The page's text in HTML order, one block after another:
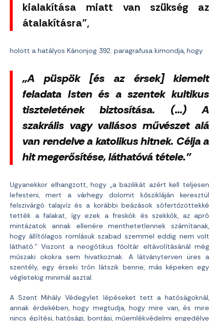
kialakítása miatt van szükség az
átalakításra”,
holott a hatályos Kánonjog 392. paragrafusa kimondja, hogy
„A püspök [és az érsek] kiemelt
feladata Isten és a szentek kultikus
tiszteletének biztosítása. (…) A
szakrális vagy vallásos művészet alá
van rendelve a katolikus hitnek. Célja a
hit megerősítése, láthatóvá tétele.”
Ugyanekkor elhangzott, hogy „a bazilikát azért kell teljesen
lefesteni, mert a várhegy dolomit kőszikláján keresztül
felszivárgó talajvíz és a korábbi beázások sófertőzöttekké
tették a falakat, így ezek a freskók és szekkók, az apró
mintázatok annak ellenére menthetetlennek számítanak,
hogy állítólagos romlásuk szabad szemmel eddig nem volt
látható.” Viszont a neogótikus főoltár eltávolításánál még
műszaki okokra sem hivatkoznak. A látványterven üres a
szentély, egy érseki trón látszik benne, más képeken egy
végletekig minimál asztal.
A Szent Mihály Védegylet lépéseket tett a hatóságoknál,
annak érdekében, hogy megtudja, hogy mire van, és mire
nincs építési, hatósági, bontási, műemlékvédelmi engedélye